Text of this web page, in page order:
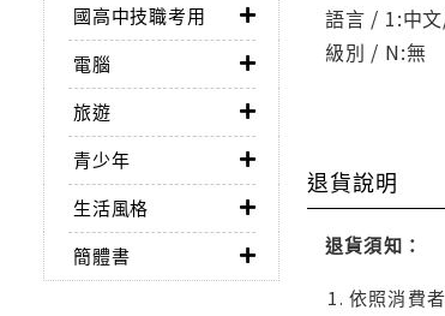
國高中技職考用
電腦
旅遊
青少年
生活風格
簡體書
語言 / 1:中
級別 / N:無
退貨說明
退貨須知：
依照消費